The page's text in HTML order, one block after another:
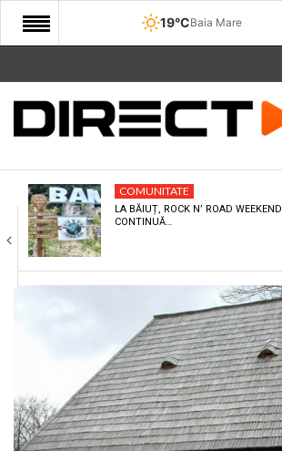
19°CBaia Mare
START
COMUNITATE
CULTURA
ECONOMIE
SANATATE
POLITIC
LIFE
COMUNITATE
LA BĂIUȚ, ROCK N’ ROAD WEEKEND
CONTINUĂ…